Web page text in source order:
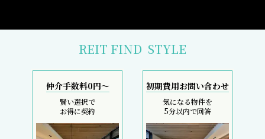
REIT FIND STYLE
仲介手数料0円～
賢い選択で
お得に契約
初期費用お問い合わせ
気になる物件を
5分以内で回答